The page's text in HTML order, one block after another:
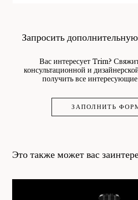
Запросить
Вас интересует Trim?
консультационной и
получить все интересующие
ЗАПОЛНИТЬ
Это также может вас